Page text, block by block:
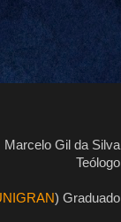
Marcelo Gil da Silva
Teólogo
) Graduado